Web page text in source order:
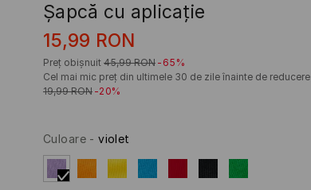
Șapcă cu aplicație
15,99 RON
Preț obișnuit 45,99 RON -65%
Cel mai mic preț din ultimele 30 de zile înainte de reducere
19,99 RON -20%
Culoare-violet